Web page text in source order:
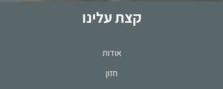
קצת עלינו
אודות
חזון